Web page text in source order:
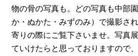
物の骨の写真も。どの写真も中部
か・ぬかた・みずのみ）で撮影さ
寄りの際にご覧下さいませ。写真
ていけたらと思っておりますので